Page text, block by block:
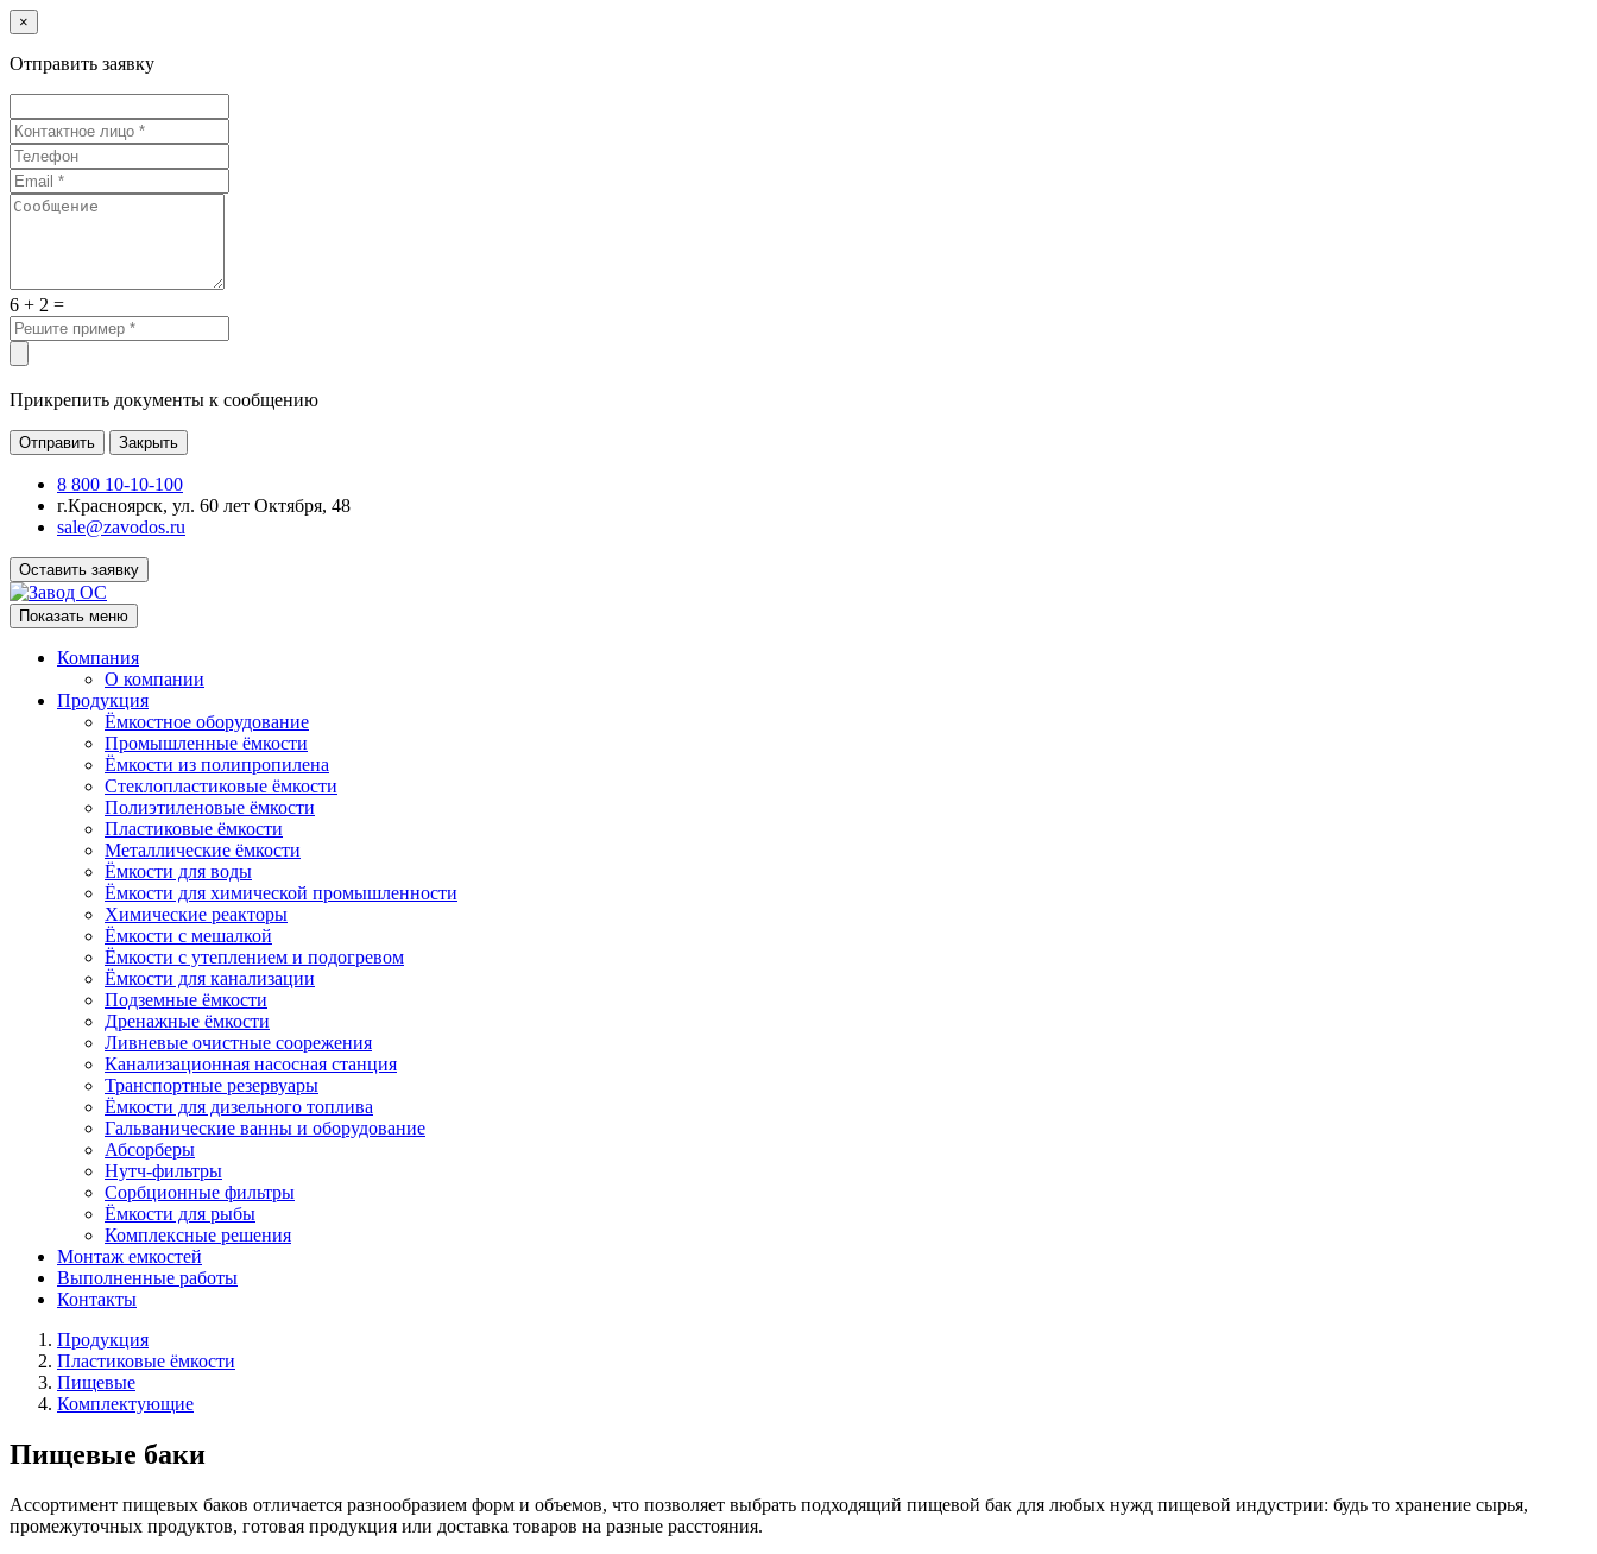
×
Отправить заявку
6 + 2 =
Прикрепить документы к сообщению
Отправить Закрыть
8 800 10-10-100
г.Красноярск, ул. 60 лет Октября, 48
sale@zavodos.ru
Оставить заявку
Показать меню
Компания
О компании
Продукция
Ёмкостное оборудование
Промышленные ёмкости
Ёмкости из полипропилена
Стеклопластиковые ёмкости
Полиэтиленовые ёмкости
Пластиковые ёмкости
Металлические ёмкости
Ёмкости для воды
Ёмкости для химической промышленности
Химические реакторы
Ёмкости с мешалкой
Ёмкости с утеплением и подогревом
Ёмкости для канализации
Подземные ёмкости
Дренажные ёмкости
Ливневые очистные соорежения
Канализационная насосная станция
Транспортные резервуары
Ёмкости для дизельного топлива
Гальванические ванны и оборудование
Абсорберы
Нутч-фильтры
Сорбционные фильтры
Ёмкости для рыбы
Комплексные решения
Монтаж емкостей
Выполненные работы
Контакты
Продукция
Пластиковые ёмкости
Пищевые
Комплектующие
Пищевые баки
Ассортимент пищевых баков отличается разнообразием форм и объемов, что позволяет выбрать подходящий пищевой бак для любых нужд пищевой индустрии: будь то хранение сырья,
промежуточных продуктов, готовая продукция или доставка товаров на разные расстояния.